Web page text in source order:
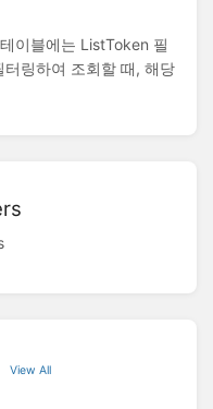
이블에는 ListToken 필
링하여 조회할 때, 해당
View All